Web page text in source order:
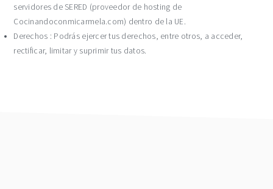
servidores de SERED (proveedor de hosting de
Cocinandoconmicarmela.com) dentro de la UE.
Derechos : Podrás ejercer tus derechos, entre otros, a acceder,
rectificar, limitar y suprimir tus datos.